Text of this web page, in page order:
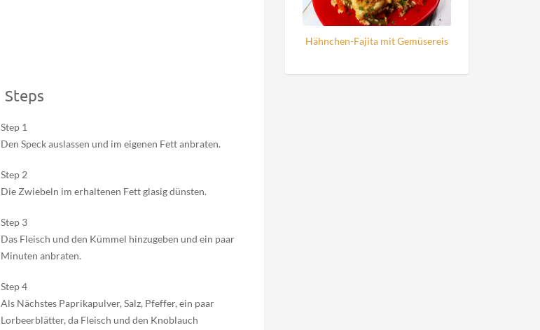
Steps
Step 1
Den Speck auslassen und im eigenen Fett anbraten.
Step 2
Die Zwiebeln im erhaltenen Fett glasig dünsten.
Step 3
Das Fleisch und den Kümmel hinzugeben und ein paar
Minuten anbraten.
Step 4
Als Nächstes Paprikapulver, Salz, Pfeffer, ein paar
Lorbeerblätter, da Fleisch und den Knoblauch
Hähnchen-Fajita mit Gemüsereis